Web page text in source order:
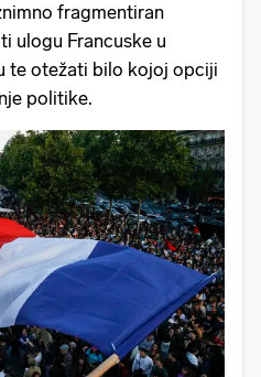
fragmentiran
ulogu Francuske u
te otežati bilo kojoj opciji
politike.